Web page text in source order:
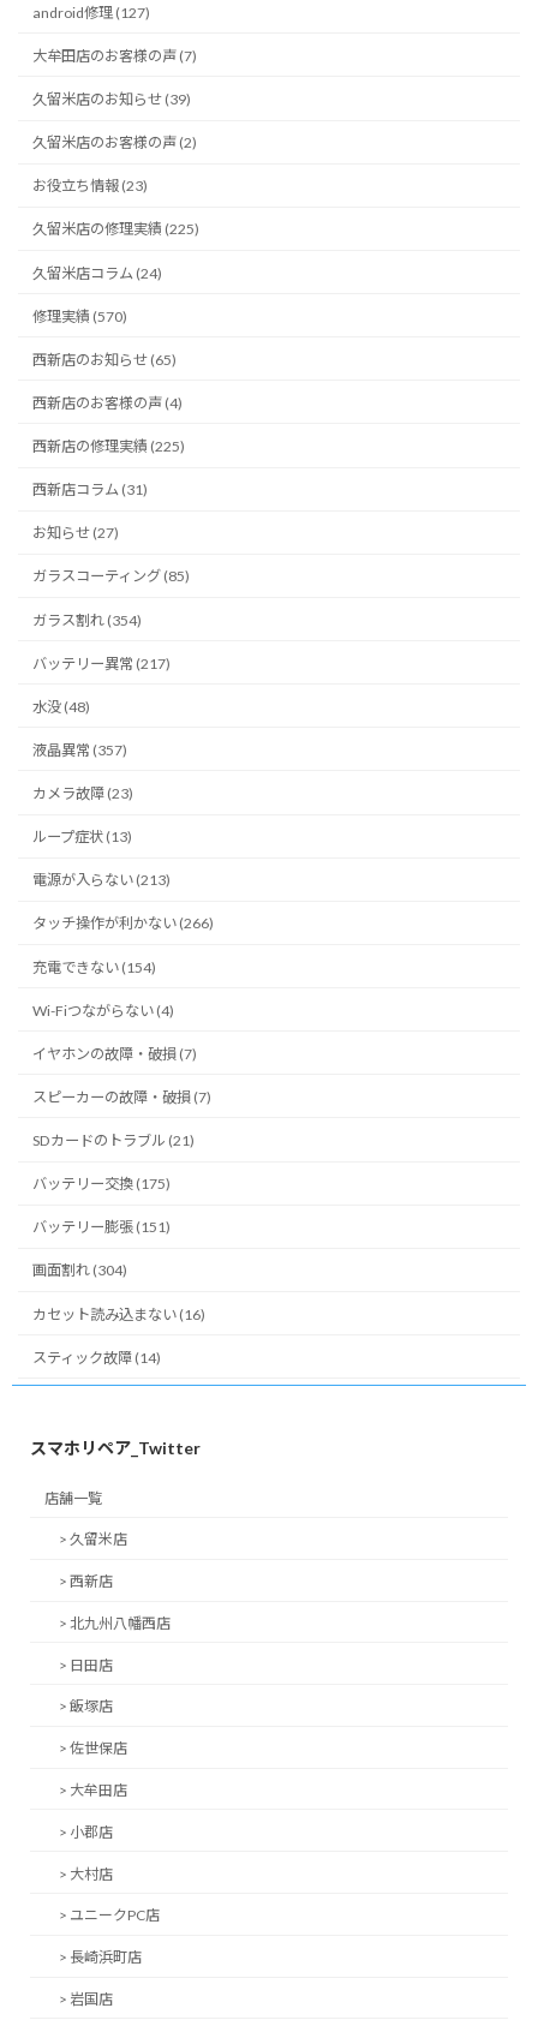
android修理 (127)
大牟田店のお客様の声 (7)
久留米店のお知らせ (39)
久留米店のお客様の声 (2)
お役立ち情報 (23)
久留米店の修理実績 (225)
久留米店コラム (24)
修理実績 (570)
西新店のお知らせ (65)
西新店のお客様の声 (4)
西新店の修理実績 (225)
西新店コラム (31)
お知らせ (27)
ガラスコーティング (85)
ガラス割れ (354)
バッテリー異常 (217)
水没 (48)
液晶異常 (357)
カメラ故障 (23)
ループ症状 (13)
電源が入らない (213)
タッチ操作が利かない (266)
充電できない (154)
Wi-Fiつながらない (4)
イヤホンの故障・破損 (7)
スピーカーの故障・破損 (7)
SDカードのトラブル (21)
バッテリー交換 (175)
バッテリー膨張 (151)
画面割れ (304)
カセット読み込まない (16)
スティック故障 (14)
スマホリペア_Twitter
店舗一覧
> 久留米店
> 西新店
> 北九州八幡西店
> 日田店
> 飯塚店
> 佐世保店
> 大牟田店
> 小郡店
> 大村店
> ユニークPC店
> 長崎浜町店
> 岩国店